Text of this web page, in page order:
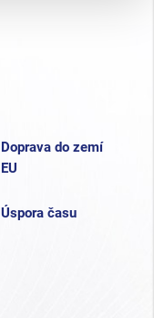
Doprava do zemí
EU
Úspora času